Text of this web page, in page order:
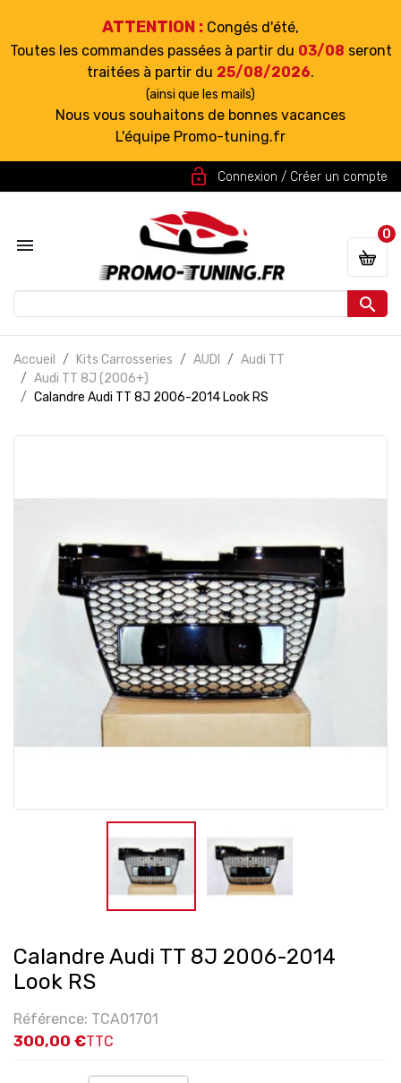
ATTENTION : Congés d'été,
Toutes les commandes passées à partir du 03/08 seront
traitées à partir du 25/08/2026.
(ainsi que les mails)
Nous vous souhaitons de bonnes vacances
L'équipe Promo-tuning.fr
lock_open Connexion / Créer un compte


0
Accueil Kits Carrosseries AUDI
Audi TT
Audi TT 8J (2006+)
Calandre Audi TT 8J 2006-2014 Look RS
Calandre Audi TT 8J 2006-2014
Look RS
Référence: TCA01701
300,00 €TTC